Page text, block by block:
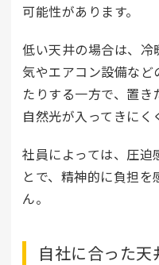
可能性があります。
低い天井の場合は、冷
気やエアコン設備など
たりする一方で、置き
自然光が入ってきにく
社員によっては、圧迫
とで、精神的に負担
ん。
自社に合った天